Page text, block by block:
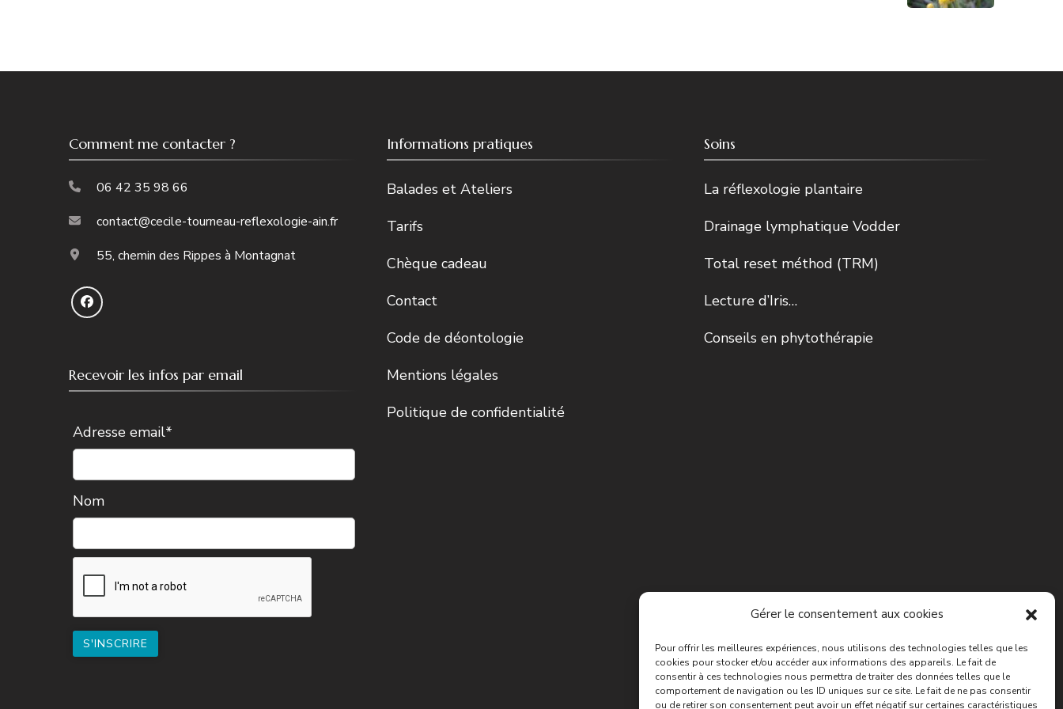
Gérer le consentement aux cookies
Pour offrir les meilleures expériences, nous utilisons des technologies telles que les
cookies pour stocker et/ou accéder aux informations des appareils. Le fait de
consentir à ces technologies nous permettra de traiter des données telles que le
comportement de navigation ou les ID uniques sur ce site. Le fait de ne pas consentir
ou de retirer son consentement peut avoir un effet négatif sur certaines caractéristiques
Comment me contacter ?
06 42 35 98 66
contact@cecile-tourneau-reflexologie-ain.fr
55, chemin des Rippes à Montagnat
Recevoir les infos par email
Adresse email*
Nom
Informations pratiques
Balades et Ateliers
Tarifs
Chèque cadeau
Contact
Code de déontologie
Mentions légales
Politique de confidentialité
Soins
La réflexologie plantaire
Drainage lymphatique Vodder
Total reset méthod (TRM)
Lecture d’Iris…
Conseils en phytothérapie